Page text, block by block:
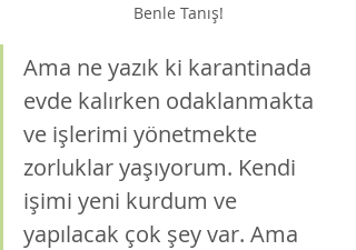
Benle Tanış!
Ama ne yazık ki karantinada
evde kalırken odaklanmakta
ve işlerimi yönetmekte
zorluklar yaşıyorum. Kendi
işimi yeni kurdum ve
yapılacak çok şey var. Ama